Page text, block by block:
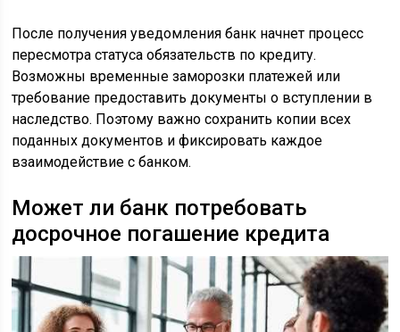
После получения уведомления банк начнет процесс
пересмотра статуса обязательств по кредиту.
Возможны временные заморозки платежей или
требование предоставить документы о вступлении в
наследство. Поэтому важно сохранить копии всех
поданных документов и фиксировать каждое
взаимодействие с банком.
Может ли банк потребовать
досрочное погашение кредита